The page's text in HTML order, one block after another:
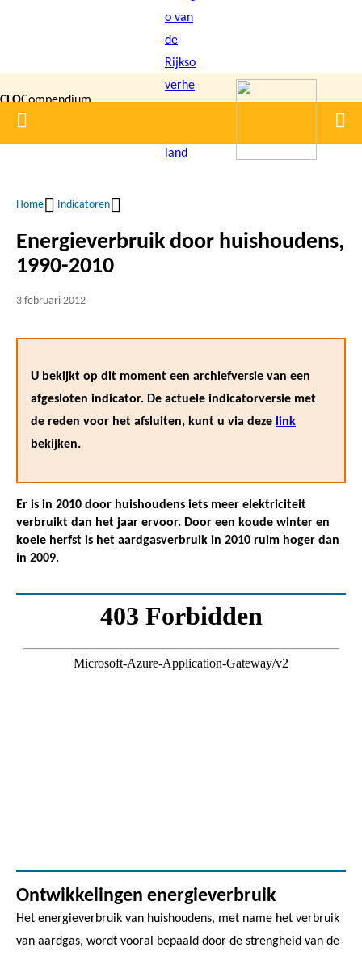
inhoud
gaan
CLOCompendium
voor de
Home
Kruimelpad
Home Indicatoren
Energieverbruik door huishoudens,
1990-2010
3 februari 2012
U bekijkt op dit moment een archiefversie van een
afgesloten indicator. De actuele indicatorversie met
de reden voor het afsluiten, kunt u via deze link
bekijken.
Er is in 2010 door huishoudens iets meer elektriciteit
verbruikt dan het jaar ervoor. Door een koude winter en
koele herfst is het aardgasverbruik in 2010 ruim hoger dan
in 2009.
Ontwikkelingen energieverbruik
Het energieverbruik van huishoudens, met name het verbruik
van aardgas, wordt vooral bepaald door de strengheid van de